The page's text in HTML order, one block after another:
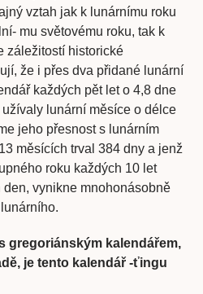
vztah jak k lunárnímu roku
mu světovému roku, tak k
záležitostí historické
že i přes dva přidané lunární
každých pět let o 4,8 dne
lunární měsíce o délce
jeho přesnost s lunárním
měsících trval 384 dny a jenž
roku každých 10 let
vynikne mnohonásobně
gregoriánským kalendářem,
je tento kalendář -ťingu